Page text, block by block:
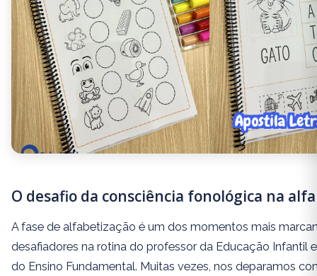
O desafio da consciência fonológica na
A fase de alfabetização é um dos momentos mais
desafiadores na rotina do professor da Educação Infantil
do Ensino Fundamental. Muitas vezes, nos deparamos